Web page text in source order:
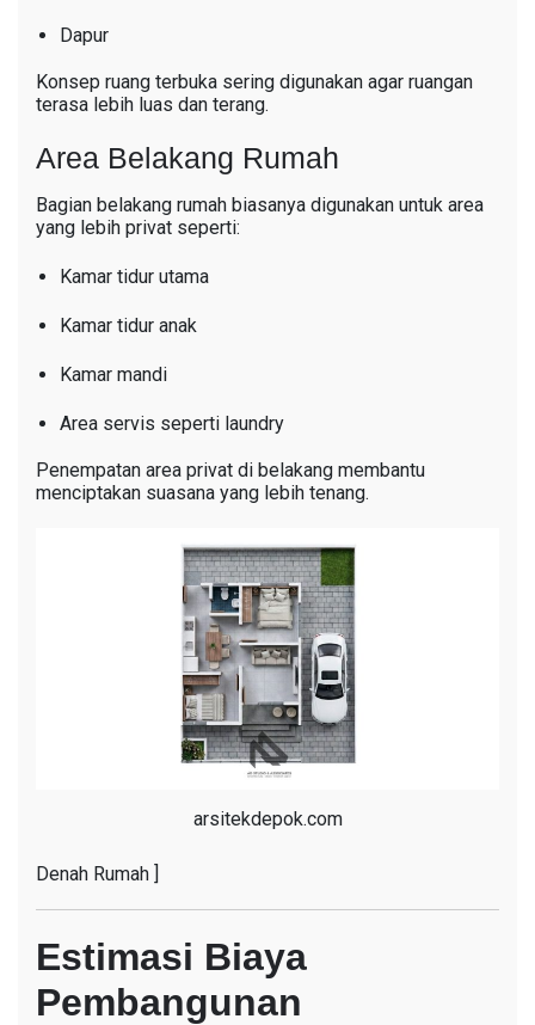
Dapur
Konsep ruang terbuka sering digunakan agar ruangan
terasa lebih luas dan terang.
Area Belakang Rumah
Bagian belakang rumah biasanya digunakan untuk area
yang lebih privat seperti:
Kamar tidur utama
Kamar tidur anak
Kamar mandi
Area servis seperti laundry
Penempatan area privat di belakang membantu
menciptakan suasana yang lebih tenang.
arsitekdepok.com
Denah Rumah ]
Estimasi Biaya
Pembangunan